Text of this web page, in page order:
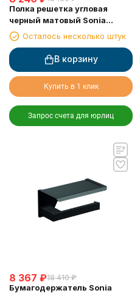
Полка решетка угловая
черный матовый Sonia
182855Осталось несколько штук
В корзину
Купить в 1 клик
Запрос счета для юрлиц
8 367 ₽18 410 ₽
Бумагодержатель Sonia